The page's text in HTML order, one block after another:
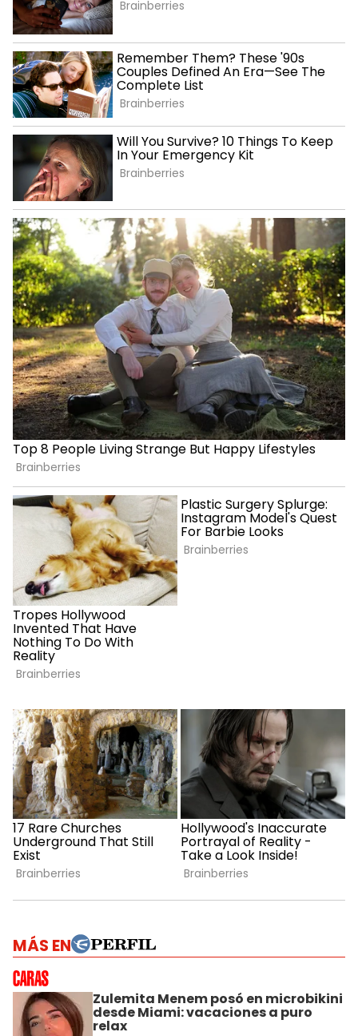
MÁS EN
Zulemita Menem posó en microbikini
desde Miami: vacaciones a puro
relax